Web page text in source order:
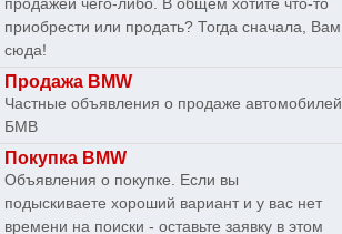
продажей чего-либо. В общем хотите что-то
приобрести или продать? Тогда сначала, Вам
сюда!
Продажа BMW
Частные объявления о продаже автомобилей
БМВ
Покупка BMW
Объявления о покупке. Если вы
подыскиваете хороший вариант и у вас нет
времени на поиски - оставьте заявку в этом